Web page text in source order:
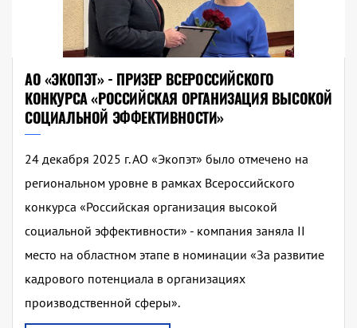
АО «ЭКОПЭТ» - ПРИЗЕР ВСЕРОССИЙСКОГО
КОНКУРСА «РОССИЙСКАЯ ОРГАНИЗАЦИЯ ВЫСОКОЙ
СОЦИАЛЬНОЙ ЭФФЕКТИВНОСТИ»
24 декабря 2025 г. АО «Экопэт» было отмечено на
региональном уровне в рамках Всероссийского
конкурса «Российская организация высокой
социальной эффективности» - компания заняла II
место на областном этапе в номинации «За развитие
кадрового потенциала в организациях
производственной сферы».